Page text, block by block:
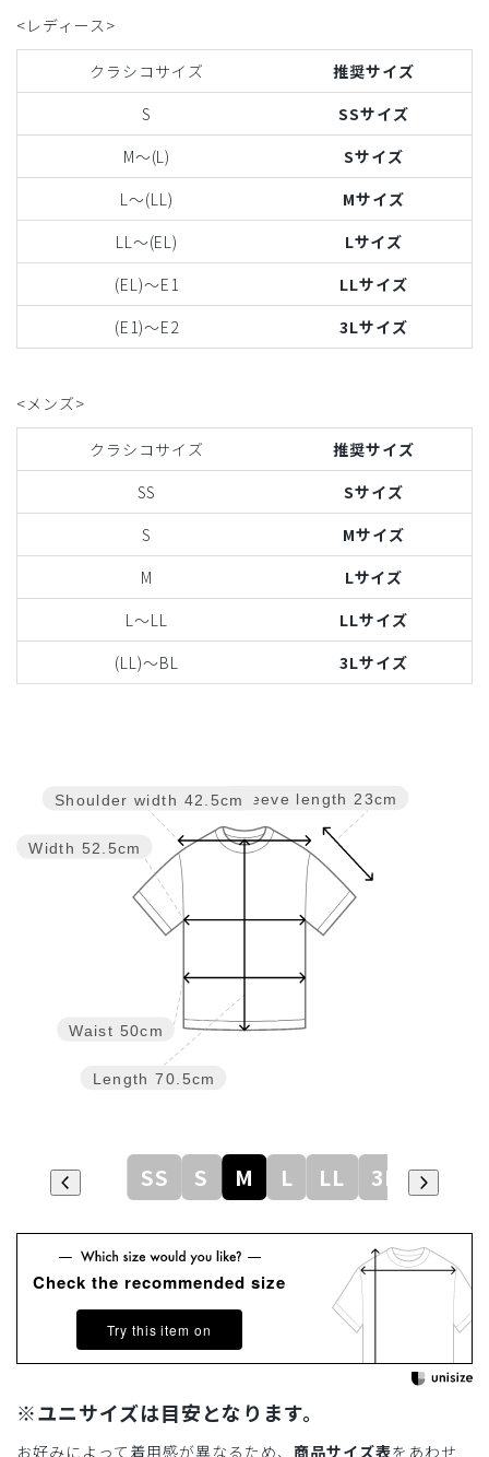
<レディース>
クラシコサイズ
推奨サイズ
S
SSサイズ
M〜(L)
Sサイズ
L〜(LL)
Mサイズ
LL〜(EL)
Lサイズ
(EL)〜E1
LLサイズ
(E1)〜E2
3Lサイズ
<メンズ>
クラシコサイズ
推奨サイズ
SS
Sサイズ
S
Mサイズ
M
Lサイズ
L〜LL
LLサイズ
(LL)〜BL
3Lサイズ
Sleeve length 23cm
Length 70.5cm
Waist 50cm
Width 52.5cm
Shoulder width 42.5cm
SS S M L LL 3L
Check the recommended size
Try this item on
※ユニサイズは目安となります。
お好みによって着用感が異なるため、 商品サイズ表をあわせ